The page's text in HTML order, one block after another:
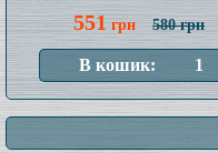
551 грн 580 грн